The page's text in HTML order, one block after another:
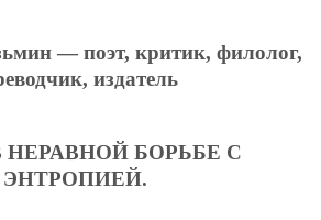
— поэт, критик, филолог,
издатель
НЕРАВНОЙ БОРЬБЕ С
ЭНТРОПИЕЙ.